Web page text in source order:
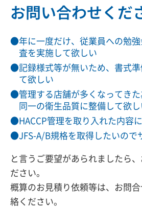
お問い合わせくだ
年に一度だけ、従業員への勉
査を実施して欲しい
記録様式等が無いため、書式
て欲しい
管理する店舗が多くなってき
同一の衛生品質に整備して欲
HACCP管理を取り入れた内容
JFS-A/B規格を取得したいので
と言うご要望があられましたら
ださい。
概算のお見積り依頼等は、お問
絡ください。